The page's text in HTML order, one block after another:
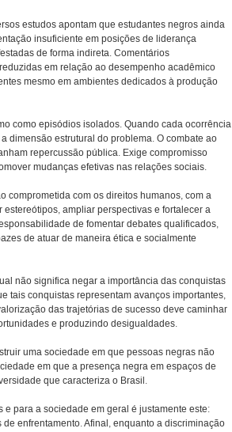
estudos apontam que estudantes negros ainda
insuficiente em posições de liderança
de forma indireta. Comentários
em relação ao desempenho acadêmico
mesmo em ambientes dedicados à produção
como episódios isolados. Quando cada ocorrência
dimensão estrutural do problema. O combate ao
repercussão pública. Exige compromisso
mudanças efetivas nas relações sociais.
comprometida com os direitos humanos, com a
ampliar perspectivas e fortalecer a
de fomentar debates qualificados,
de atuar de maneira ética e socialmente
não significa negar a importância das conquistas
tais conquistas representam avanços importantes,
das trajetórias de sucesso deve caminhar
e produzindo desigualdades.
uma sociedade em que pessoas negras não
em que a presença negra em espaços de
que caracteriza o Brasil.
para a sociedade em geral é justamente este:
enfrentamento. Afinal, enquanto a discriminação